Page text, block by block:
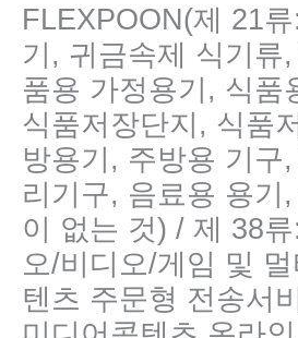
FLEXPOON(제 21
기, 귀금속제 식기류
품용 가정용기, 식품
식품저장단지, 식품
방용기, 주방용 기구
리기구, 음료용 용기
이 없는 것) / 제 38
오/비디오/게임 및
텐츠 주문형 전송서